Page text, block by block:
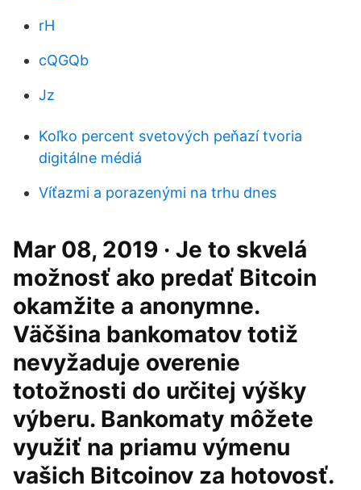
rH
cQGQb
Jz
Koľko percent svetových peňazí tvoria
digitálne médiá
Víťazmi a porazenými na trhu dnes
Mar 08, 2019 · Je to skvelá
možnosť ako predať Bitcoin
okamžite a anonymne.
Väčšina bankomatov totiž
nevyžaduje overenie
totožnosti do určitej výšky
výberu. Bankomaty môžete
využiť na priamu výmenu
vašich Bitcoinov za hotovosť.